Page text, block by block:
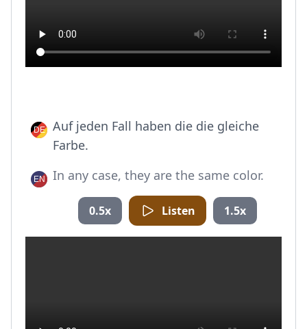
Auf jeden Fall haben die die gleiche
Farbe.
In any case, they are the same color.
0.5x Listen 1.5x